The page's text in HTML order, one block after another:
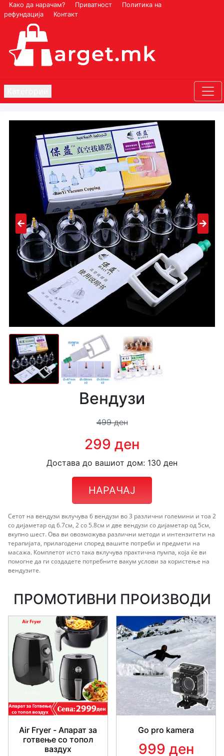
Како да нарачам? Приватност
Политика на
рефундација
Контакт
Вендузи
499 ден
299 ден
Достава до вашиот дом: 130 ден
НАРАЧАЈ
Сетот на вендузи вклучува 6 вендузи во 3 различни големини и тоа 2
со дијаметар од 6.7см, 2 со 5.8см и две вендузи со дијаметар од 5см,
вкупно шест. Ова ви овозможува различни методи и интензитети на
терапијата, прилагодени според вашите потреби и предмети на
масажа. Комплетот исто така вклучува практична пумпа, која ќе ви
помогне да ги создадете потребните вакум услови за користење на
вендузите.
ПРОМОТИВНИ ПРОИЗВОДИ
Air Fryer - Апарат за
готвење со топол
ваздух
Go pro kamera
999 ден